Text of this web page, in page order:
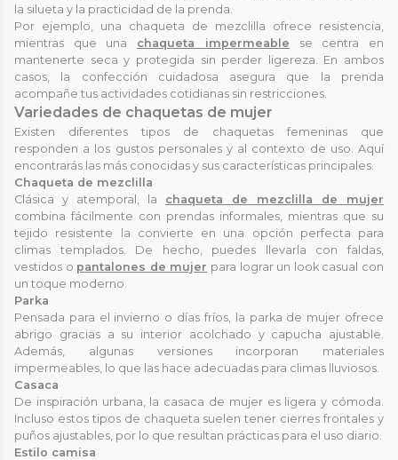
la silueta y la practicidad de la prenda.
Por ejemplo, una chaqueta de mezclilla ofrece resistencia,
mientras que una chaqueta impermeable se centra en
mantenerte seca y protegida sin perder ligereza. En ambos
casos, la confección cuidadosa asegura que la prenda
acompañe tus actividades cotidianas sin restricciones.
Variedades de chaquetas de mujer
Existen diferentes tipos de chaquetas femeninas que
responden a los gustos personales y al contexto de uso. Aquí
encontrarás las más conocidas y sus características principales.
Chaqueta de mezclilla
Clásica y atemporal, la chaqueta de mezclilla de mujer
combina fácilmente con prendas informales, mientras que su
tejido resistente la convierte en una opción perfecta para
climas templados. De hecho, puedes llevarla con faldas,
vestidos o pantalones de mujer para lograr un look casual con
un toque moderno.
Parka
Pensada para el invierno o días fríos, la parka de mujer ofrece
abrigo gracias a su interior acolchado y capucha ajustable.
Además, algunas versiones incorporan materiales
impermeables, lo que las hace adecuadas para climas lluviosos.
Casaca
De inspiración urbana, la casaca de mujer es ligera y cómoda.
Incluso estos tipos de chaqueta suelen tener cierres frontales y
puños ajustables, por lo que resultan prácticas para el uso diario.
Estilo camisa